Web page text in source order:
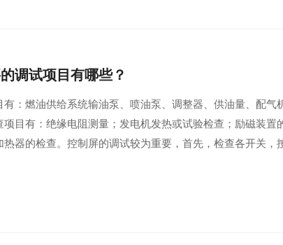
调试项目有哪些？
有：燃油供给系统输油泵、喷油泵、调整器、供油量、配气
目有：绝缘电阻测量；发电机发热或试验检查；励磁装置
器的检查。控制屏的调试较为重要，首先，检查各开关，